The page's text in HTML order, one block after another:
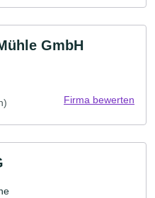
GmbH
Firma bewerten